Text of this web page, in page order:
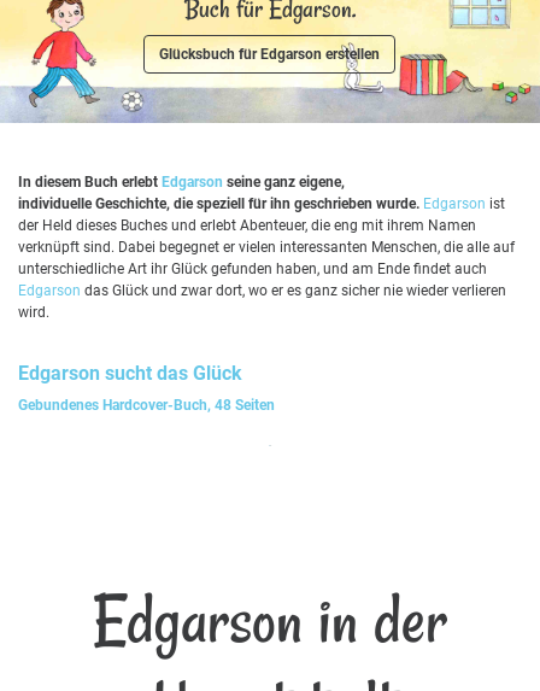
Buch für Edgarson.
Glücksbuch für Edgarson erstellen
In diesem Buch erlebt Edgarson seine ganz eigene,
individuelle Geschichte, die speziell für ihn geschrieben wurde. Edgarson ist
der Held dieses Buches und erlebt Abenteuer, die eng mit ihrem Namen
verknüpft sind. Dabei begegnet er vielen interessanten Menschen, die alle auf
unterschiedliche Art ihr Glück gefunden haben, und am Ende findet auch
Edgarson das Glück und zwar dort, wo er es ganz sicher nie wieder verlieren
wird.
Edgarson sucht das Glück
Gebundenes Hardcover-Buch, 48 Seiten
Edgarson in der